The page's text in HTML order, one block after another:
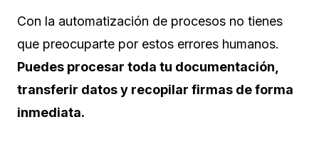
Con la automatización de procesos no tienes
que preocuparte por estos errores humanos.
Puedes procesar toda tu documentación,
transferir datos y recopilar firmas de forma
inmediata.